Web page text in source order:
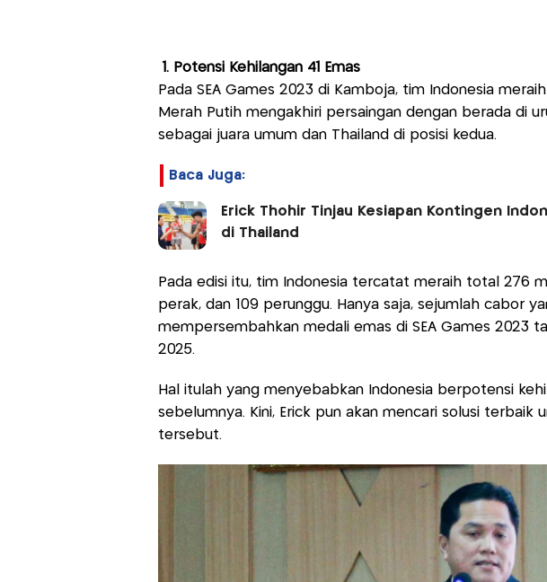
1. Potensi Kehilangan 41 Emas
Pada SEA Games 2023 di Kamboja, tim Indonesia
Merah Putih mengakhiri persaingan dengan berada di
sebagai juara umum dan Thailand di posisi kedua.
Baca Juga:
Erick Thohir Tinjau Kesiapan Kontingen
di Thailand
Pada edisi itu, tim Indonesia tercatat meraih total 276
perak, dan 109 perunggu. Hanya saja, sejumlah cabor
mempersembahkan medali emas di SEA Games 2023
2025.
Hal itulah yang menyebabkan Indonesia berpotensi
sebelumnya. Kini, Erick pun akan mencari solusi terbaik
tersebut.